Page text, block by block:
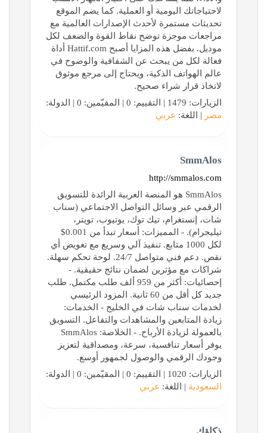
لاحتياجاتك اليومية أو العملية. كما يضم الموقع
تحديثات مستمرة لأحدث الإصدارات العالمية مع
مراجعات موجزة توضح نقاط القوة والضعف لكل
موديل. بفضل هذه المزايا أصبح Hattif.com أداة
فعالة لكل من يبحث عن الشفافية والوضوح في
عالم الهواتف الذكية، ويحتاج إلى مرجع موثوق
لاتخاذ قرار شراء صحيح.
الزيارات: 1479 | التقييم: 0 | المقيّمين: 0 | الدولة:
مصر | اللغة: عربي
SmmAlos
http://smmalos.com
SmmAlos هو المنصة العربية الرائدة للتسويق
الرقمي عبر وسائل التواصل الاجتماعي (سناب
شات، إنستغرام، تيك توك، يوتيوب، تويتر،
تيليجرام). - المميزات: أسعار تبدأ من 0.001$
لكل 1000 متابع. تنفيذ آلي وسريع مع تعويض أي
نقص. دعم فني متواصل 24/7. لوحة تحكم سهلة.
شراكات مع مؤثرين لضمان نتائج حقيقية. -
إحصائيات: أكثر من 959 ألف طلب مكتمل. طلب
جديد كل أقل من 60 ثانية. المزود الرئيسي
لخدمات سناب شات في الخليج - الخدمات:
زيادة المتابعين والمشاهدات والتفاعل. التسويق
بالعمولة لزيادة الأرباح. - الخلاصة: SmmAlos
يوفر أسعار تنافسية، سرعة، ومصداقية لتعزيز
وجودك الرقمي والوصول لجمهور أوسع.
الزيارات: 1020 | التقييم: 0 | المقيّمين: 0 | الدولة:
السعودية | اللغة: عربي